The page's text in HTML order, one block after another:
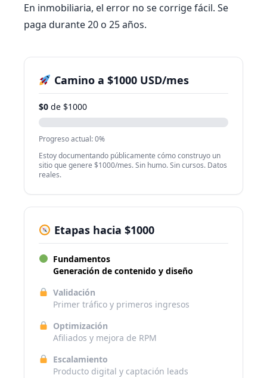
En inmobiliaria, el error no se corrige fácil. Se
paga durante 20 o 25 años.
Camino a $1000 USD/mes
$0 de $1000
Progreso actual: 0%
Estoy documentando públicamente cómo construyo un
sitio que genere $1000/mes. Sin humo. Sin cursos. Datos
reales.
Etapas hacia $1000
Fundamentos
Generación de contenido y diseño
Validación
Primer tráfico y primeros ingresos
Optimización
Afiliados y mejora de RPM
Escalamiento
Producto digital y captación leads